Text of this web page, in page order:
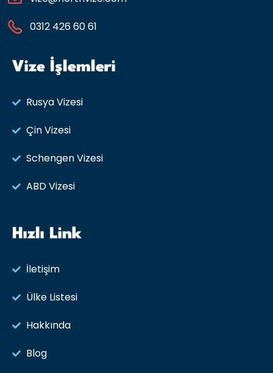
0312 426 60 61
Vize İşlemleri
Rusya Vizesi​
Çin Vizesi
Schengen Vizesi
ABD Vizesi
Hızlı Link
İletişim
Ülke Listesi
Hakkında
Blog